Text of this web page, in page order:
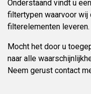
Onderstaand vindt u
filtertypen waarvoor
filterelementen leveren.
Mocht het door u
naar alle
Neem gerust contact